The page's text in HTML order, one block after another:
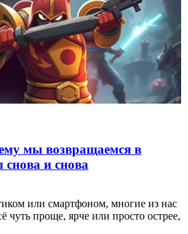
мы возвращаемся в
и снова
или смартфоном, многие из нас
чуть проще, ярче или просто острее,